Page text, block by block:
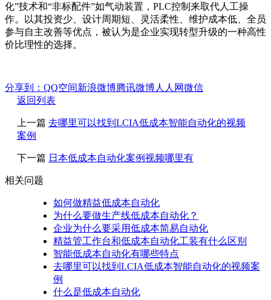
化”技术和“非标配件”如气动装置，PLC控制来取代人工操
作。以其投资少、设计周期短、灵活柔性、维护成本低、全员
参与自主改善等优点，被认为是企业实现转型升级的一种高性
价比理性的选择。
分享到： QQ空间新浪微博腾讯微博人人网微信
返回列表
上一篇 去哪里可以找到LCIA低成本智能自动化的视频
案例
下一篇 日本低成本自动化案例视频哪里有
相关问题
如何做精益低成本自动化
为什么要做生产线低成本自动化？
企业为什么要采用低成本简易自动化
精益管工作台和低成本自动化工装有什么区别
智能低成本自动化有哪些特点
去哪里可以找到LCIA低成本智能自动化的视频案
例
什么是低成本自动化